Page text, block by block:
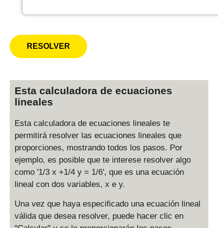
Esta calculadora de ecuaciones
lineales
Esta calculadora de ecuaciones lineales te
permitirá resolver las ecuaciones lineales que
proporciones, mostrando todos los pasos. Por
ejemplo, es posible que te interese resolver algo
como '1/3 x +1/4 y = 1/6', que es una ecuación
lineal con dos variables, x e y.
Una vez que haya especificado una ecuación lineal
válida que desea resolver, puede hacer clic en